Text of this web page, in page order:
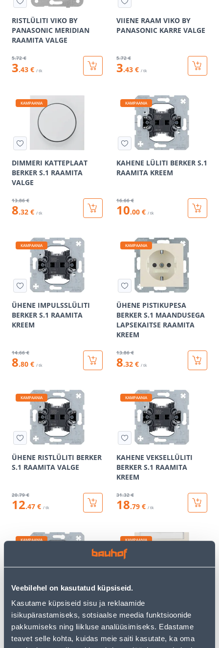
Veebilehel on kasutatud küpsiseid.
Kasutame küpsiseid sisu ja reklaamide
isikupärastamiseks, sotsiaalse meedia funktsioonide
pakkumiseks ning liikluse analüüsimiseks. Edastame
teavet selle kohta, kuidas meie saiti kasutate, ka oma
RISTLÜLITI VIKO BY
PANASONIC MERIDIAN
RAAMITA VALGE
5.72 €
3.43 € / tk
VIIENE RAAM VIKO BY
PANASONIC KARRE VALGE
5.72 €
3.43 € / tk
KAMPAANIA
DIMMERI KATTEPLAAT
BERKER S.1 RAAMITA
VALGE
13.86 €
8.32 € / tk
KAMPAANIA
KAHENE LÜLITI BERKER S.1
RAAMITA KREEM
16.66 €
10.00 € / tk
KAMPAANIA
ÜHENE IMPULSSLÜLITI
BERKER S.1 RAAMITA
KREEM
14.66 €
8.80 € / tk
KAMPAANIA
ÜHENE PISTIKUPESA
BERKER S.1 MAANDUSEGA
LAPSEKAITSE RAAMITA
KREEM
13.86 €
8.32 € / tk
KAMPAANIA
ÜHENE RISTLÜLITI BERKER
S.1 RAAMITA VALGE
20.79 €
12.47 € / tk
KAMPAANIA
KAHENE VEKSELLÜLITI
BERKER S.1 RAAMITA
KREEM
31.32 €
18.79 € / tk
KAMPAANIA
ÜHENE RISTLÜLITI BERKER
S.1 RAAMITA KREEM
20.79 €
KAMPAANIA
TELEFONI- JA ARVUTIPESA
KREEM
25.06 €